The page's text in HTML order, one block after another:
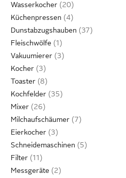
Wasserkocher
Küchenpressen
Dunstabzugshauben
Fleischwölfe
Vakuumierer
Kocher
Toaster
Kochfelder
Mixer
Milchaufschäumer
Eierkocher
Schneidemaschinen
Filter
Messgeräte